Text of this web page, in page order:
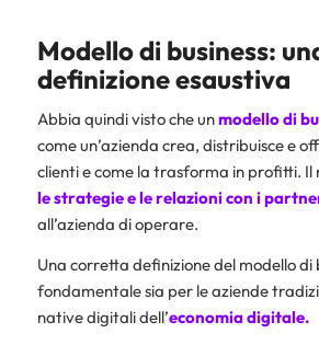
Modello di business:
definizione esaustiva
Abbia quindi visto che unmodello di
come un’azienda crea, distribuisce e
clienti e come la trasforma in profitti. Il
le strategie e le relazioni con i
all’azienda di operare.
Una corretta definizione del modello di
fondamentale sia per le aziende
native digitali dell’economia digitale.